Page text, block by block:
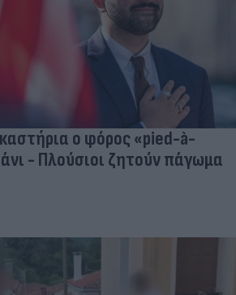
ο φόρος «pied-à-
- Πλούσιοι ζητούν πάγωμα